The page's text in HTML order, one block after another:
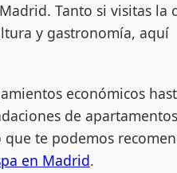
Tanto si visitas la
y gastronomía, aquí
económicos
de
te podemos
en Madrid.